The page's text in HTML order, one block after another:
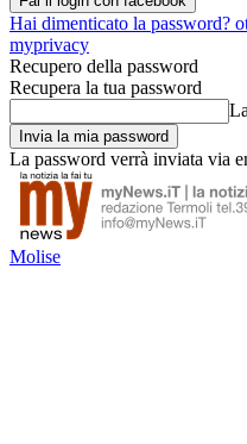
Hai dimenticato la password?
myprivacy
Recupero della password
Recupera la tua password
La password verrà inviata via
Molise